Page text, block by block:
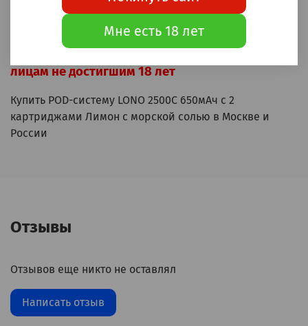
Затяжка: MTL (тугая, сигаретная)
Сеточный испаритель mesh coil
ВНИМАНИЕ! Данный товар запрещён к продаже
лицам не достигшим 18 лет
Купить POD-систему LONO 2500C 650мАч с 2
картриджами Лимон с морской солью в Москве и
России
Отзывы
Отзывов еще никто не оставлял
Написать отзыв
Мне есть 18 лет